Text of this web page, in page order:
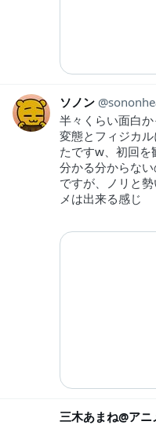
ソノン
半々くらい面白
変態とフィジカ
たですw、初回を
分かる分からな
ですが、ノリと
メは出来る感じ
三木あまね@アニ